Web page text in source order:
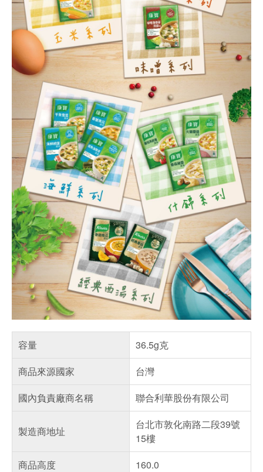
容量
36.5g克
商品來源國家
台灣
國內負責廠商名稱
聯合利華股份有限公司
製造商地址
台北市敦化南路二段39號
15樓
商品高度
160.0